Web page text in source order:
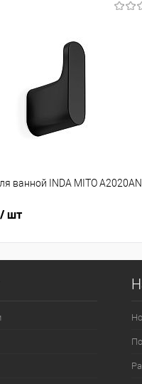
ванной INDA MITO
/ шт